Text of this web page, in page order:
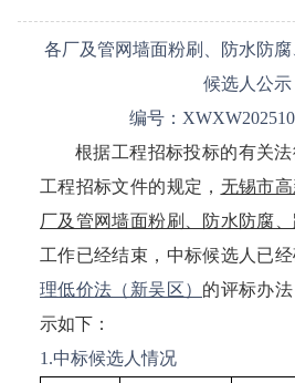
各厂及管网墙面粉刷、防水防
候选人公示
编号：
根据工程招标投标的有关
工程招标文件的规定， 无锡市
厂及管网墙面粉刷、防水防腐
工作已经结束，中标候选人已
理低价法（新吴区） 的评标办
示如下：
1.中标候选人情况